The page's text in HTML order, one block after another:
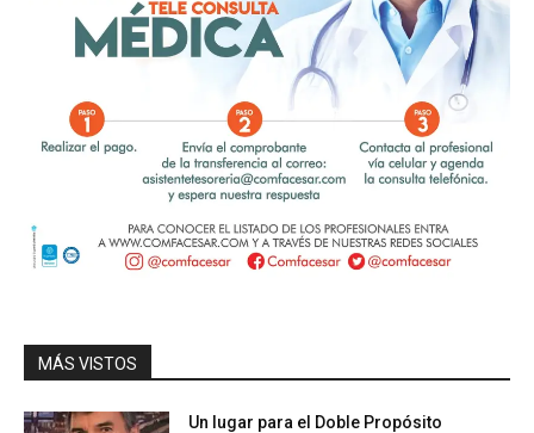
MÁS VISTOS
Un lugar para el Doble Propósito